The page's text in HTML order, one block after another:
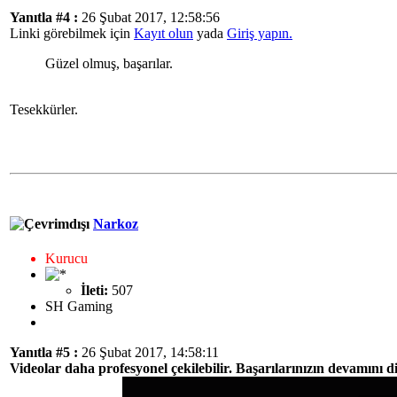
Yanıtla #4 : 26 Şubat 2017, 12:58:56
Linki görebilmek için Kayıt olun yada Giriş yapın.
Güzel olmuş, başarılar.
Tesekkürler.
Narkoz
Kurucu
İleti: 507
SH Gaming
Yanıtla #5 : 26 Şubat 2017, 14:58:11
Videolar daha profesyonel çekilebilir. Başarılarınızın devamını